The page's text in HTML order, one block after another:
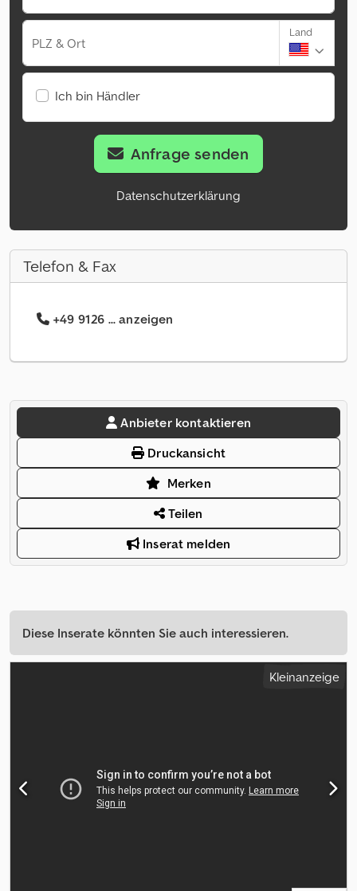
PLZ & Ort
Land
Ich bin Händler
Anfrage senden
Datenschutzerklärung
Telefon & Fax
+49 9126 ... anzeigen
Anbieter kontaktieren
Druckansicht
Merken
Teilen
Inserat melden
Diese Inserate könnten Sie auch interessieren.
Kleinanzeige